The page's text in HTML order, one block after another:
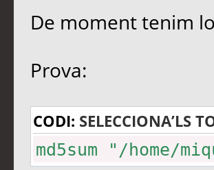
De moment tenim
Prova:
CODI: SELECCIONA’LS
md5sum "/home/